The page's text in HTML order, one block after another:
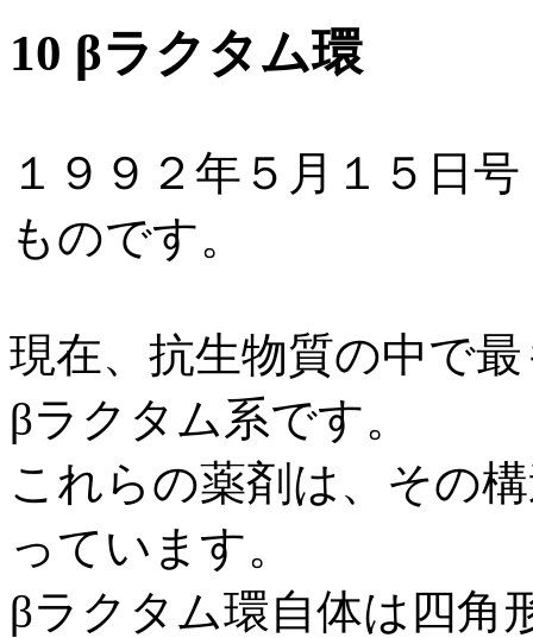
10 βラクタム環
１９９２年５月１５日
ものです。
現在、抗生物質の中で
βラクタム系です。
これらの薬剤は、その
っています。
βラクタム環自体は四角